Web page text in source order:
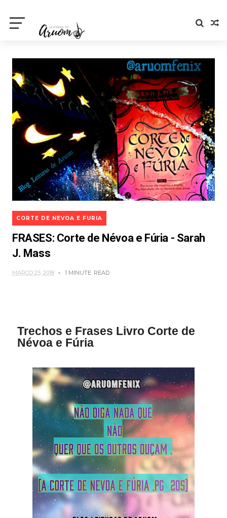
CORTE DE NEVOA E FURIA
FRASES: Corte de Névoa e Fúria - Sarah
J. Mass
MARÇO 25, 2018 1 MINUTE READ
Trechos e Frases Livro Corte de
Névoa e Fúria